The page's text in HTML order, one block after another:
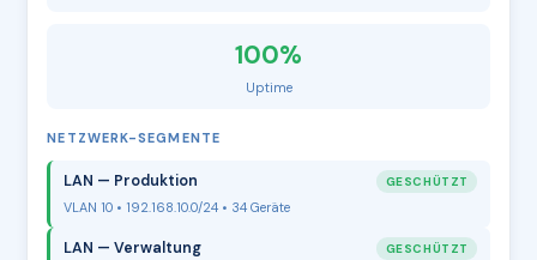
100%
Uptime
NETZWERK-SEGMENTE
LAN — Produktion GESCHÜTZT
VLAN 10 • 192.168.10.0/24 • 34 Geräte
LAN — Verwaltung GESCHÜTZT